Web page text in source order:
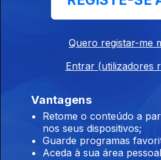
Carlos Gonçalves, eleito
Círculo da Europa.
Paulo Pisco, eleito pelo PS
Europa.
24 jun. 2021
Quero registar-me
Entrar (utilizadores
Vantagens
Retome o conteúdo a
nos seus dispositivos;
Guarde programas
Aceda à sua área